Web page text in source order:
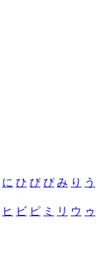
に ひ び ぴ み り う
ヒ ビ ピ ミ リ ウ ゥ